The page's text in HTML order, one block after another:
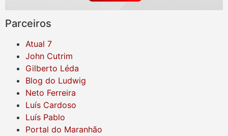
Parceiros
Atual 7
John Cutrim
Gilberto Léda
Blog do Ludwig
Neto Ferreira
Luís Cardoso
Luís Pablo
Portal do Maranhão